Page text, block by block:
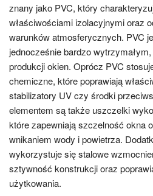
znany jako PVC, który
właściwościami izolacyjnymi oraz
warunków atmosferycznych. PVC
jednocześnie bardzo
produkcji okien. Oprócz PVC
chemiczne, które poprawiają
stabilizatory UV czy środki
elementem są także uszczelki
które zapewniają szczelność okna
wnikaniem wody i powietrza.
wykorzystuje się stalowe
sztywność konstrukcji oraz
użytkowania.